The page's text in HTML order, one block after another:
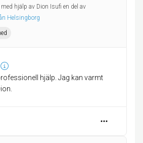
hjälp av Dion Isufi en del av
Helsingborg
hjälp. Jag kan varmt